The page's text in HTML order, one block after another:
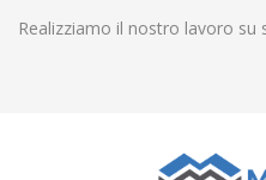
Realizziamo il nostro lavoro su